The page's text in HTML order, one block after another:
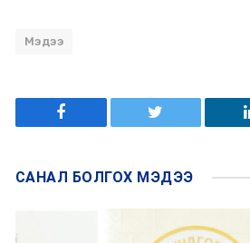
Мэдээ
САНАЛ БОЛГОХ МЭДЭЭ